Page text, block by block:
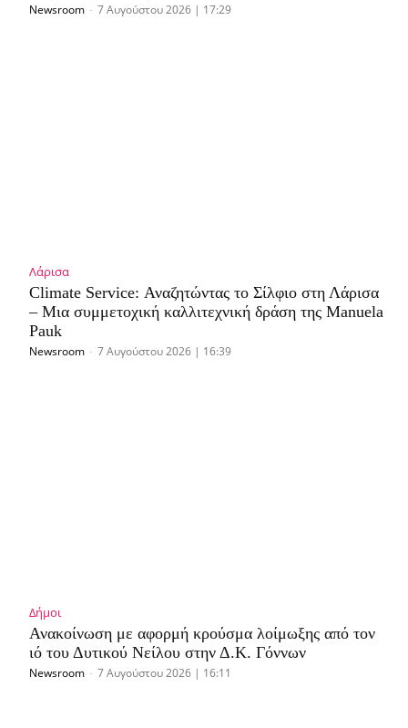
Newsroom - 7 Αυγούστου 2026 | 17:29
Λάρισα
Climate Service: Αναζητώντας το Σίλφιο στη Λάρισα
– Μια συμμετοχική καλλιτεχνική δράση της Manuela
Pauk
Newsroom - 7 Αυγούστου 2026 | 16:39
Δήμοι
Ανακοίνωση με αφορμή κρούσμα λοίμωξης από τον
ιό του Δυτικού Νείλου στην Δ.Κ. Γόννων
Newsroom - 7 Αυγούστου 2026 | 16:11